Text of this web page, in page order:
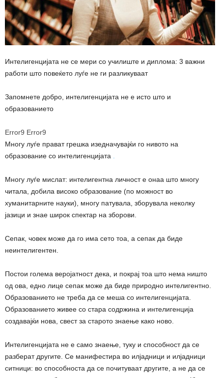
Интелигенцијата не се мери со училиште и диплома: 3 важни
работи што повеќето луѓе не ги разликуваат
Запомнете добро, интелигенцијата не е исто што и
образованието
Error9 Error9
Многу луѓе прават грешка изедначувајќи го нивото на
образование со интелигенцијата .
Многу луѓе мислат: интелигентна личност е онаа што многу
читала, добила високо образование (по можност во
хуманитарните науки), многу патувала, зборувала неколку
јазици и знае широк спектар на зборови.
Сепак, човек може да го има сето тоа, а сепак да биде
неинтелигентен.
Постои голема веројатност дека, и покрај тоа што нема ништо
од ова, едно лице сепак може да биде природно интелигентно.
Образованието не треба да се меша со интелигенцијата.
Образованието живее со стара содржина и интелигенција
создавајќи нова, свест за старото знаење како ново.
Интелигенцијата не е само знаење, туку и способност да се
разберат другите. Се манифестира во илјадници и илјадници
ситници: во способноста да се почитуваат другите, а не да се